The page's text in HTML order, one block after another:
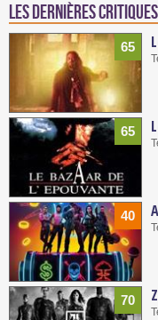
Les dernières
65
65
40
70